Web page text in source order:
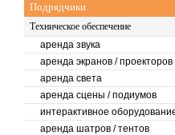
Подрядчики
Техническое обеспечение
аренда звука
аренда экранов / проекторов
аренда света
аренда сцены / подиумов
интерактивное
аренда шатров / тентов